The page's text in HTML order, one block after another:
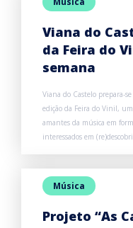
Viana do
da Feira do
semana
Viana do Castelo prepara-
edição da Feira do Vinil,
amantes da música em
interessados em
Música
Projeto “As